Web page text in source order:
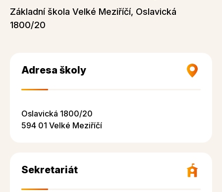
Základní škola Velké Meziříčí, Oslavická
1800/20
Adresa školy
Oslavická 1800/20
594 01 Velké Meziříčí
Sekretariát